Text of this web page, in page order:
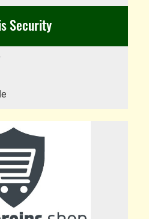
Security